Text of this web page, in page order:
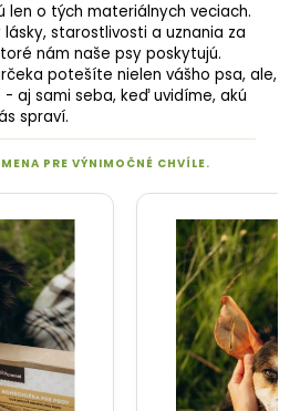
len o tých materiálnych veciach.
starostlivosti a uznania za
nám naše psy poskytujú.
potešíte nielen vášho psa, ale,
aj sami seba, keď uvidíme, akú
spraví.